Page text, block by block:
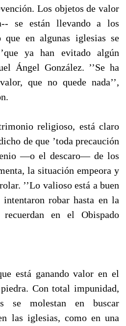
Los objetos de valor
se están llevando a los
que en algunas iglesias se
ya han evitado algún
Ángel González. ’’Se ha
que no quede nada’’,
religioso, está claro
de que ’toda precaución
—o el descaro— de los
la situación empeora y
’’Lo valioso está a buen
intentaron robar hasta en la
recuerdan en el Obispado
está ganando valor en el
Con total impunidad,
se molestan en buscar
las iglesias, como en una